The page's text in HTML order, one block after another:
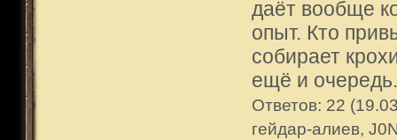
даёт вообще
опыт. Кто
собирает
ещё и
Ответов: 22
гейдар-алиев,